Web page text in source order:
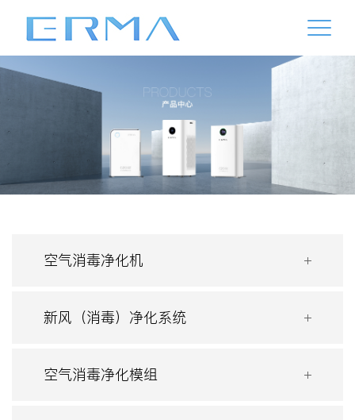
空气消毒净化机
新风（消毒）净化系统
空气消毒净化模组